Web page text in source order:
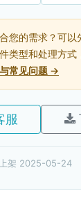
您的需求？可
类型和处理方式
常见问题 →
服
上架 2025-05-24